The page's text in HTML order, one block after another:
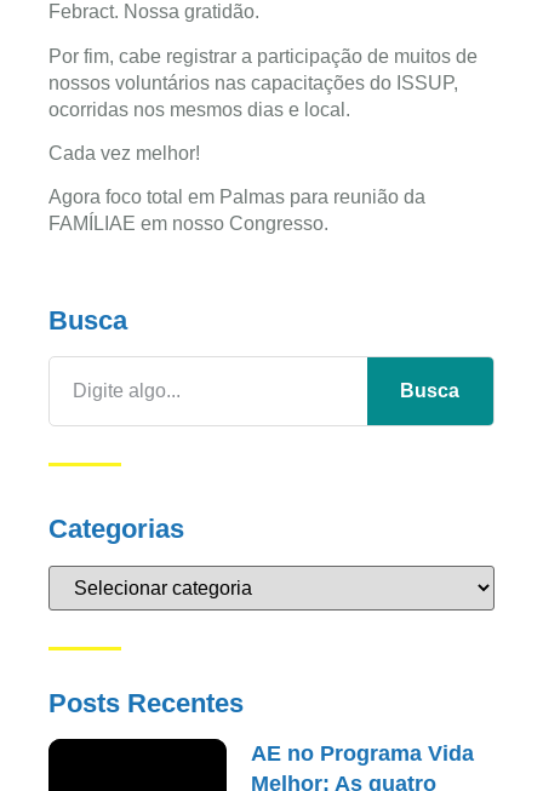
Febract. Nossa gratidão.
Por fim, cabe registrar a participação de muitos de
nossos voluntários nas capacitações do ISSUP,
ocorridas nos mesmos dias e local.
Cada vez melhor!
Agora foco total em Palmas para reunião da
FAMÍLIAE em nosso Congresso.
Busca
Busca
Categorias
Posts Recentes
AE no Programa Vida
Melhor: As quatro